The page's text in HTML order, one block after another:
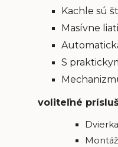
Kachle sú
Masívne
S
voliteľné